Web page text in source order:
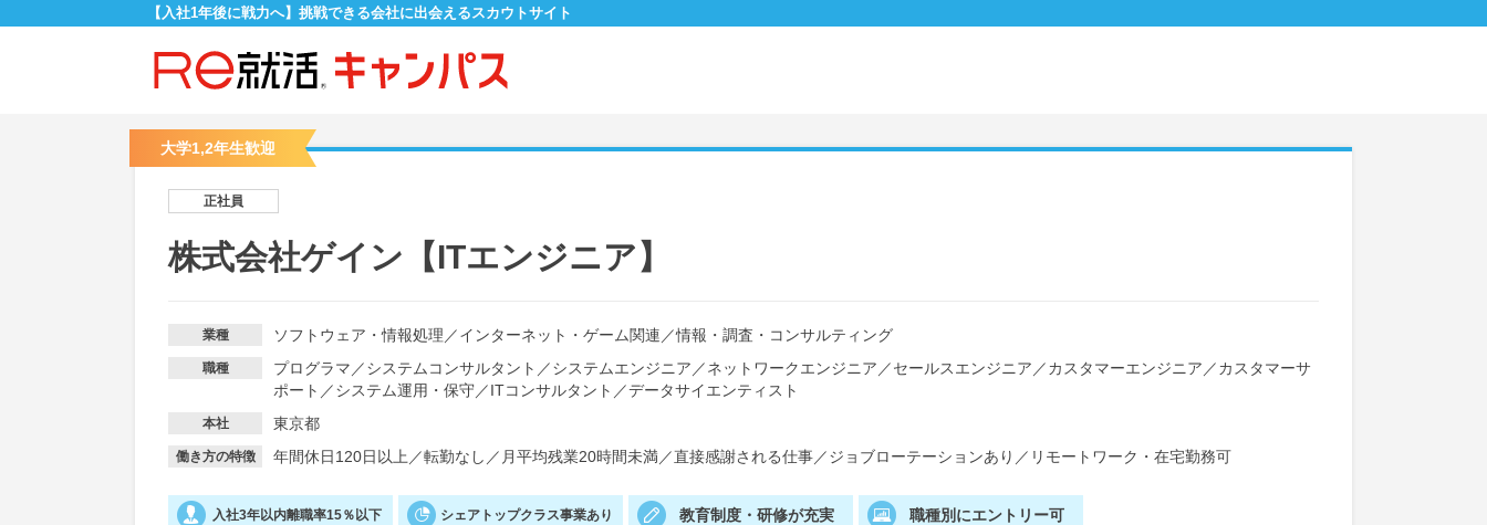
【入社1年後に戦力へ】挑戦できる会社に出会えるスカウトサイト
大学1,2年生歓迎
正社員
株式会社ゲイン【ITエンジニア】
業種 ソフトウェア・情報処理 ／インターネット・ゲーム関連 ／情報・調査・コンサルティング
職種 プログラマ ／システムコンサルタント ／システムエンジニア ／ネットワークエンジニア ／セールスエンジニア ／カスタマーエンジニア ／カスタマーサ
ポート ／システム運用・保守／ITコンサルタント ／データサイエンティスト
本社 東京都
働き方の特徴 年間休日120日以上 ／転勤なし ／ 月平均残業20時間未満／直接感謝される仕事／ジョブローテーションあり ／ リモートワーク・在宅勤務可
入社3年以内離職率15％以下 シェアトップクラス事業あり 教育制度・研修が充実 職種別にエントリー可